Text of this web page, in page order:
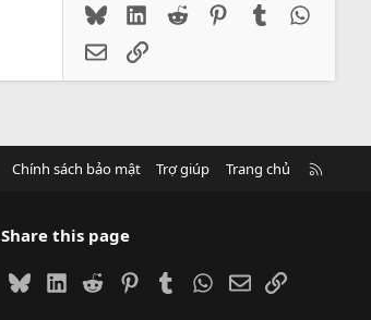
BlueskyLinkedIn
Reddit PinterestTumblr
EmailLink
Chính sách bảo mật Trợ giúp Trang chủ
Share this page
BlueskyLinkedIn
Reddit PinterestTumblrWhatsApp
EmailLink